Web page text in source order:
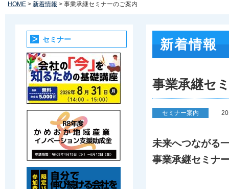
HOME > 新着情報 > 事業承継セミナーのご案内
新着情報
事業承継セ
セミナー案内
未来へつながる
事業承継セミナ
セミナー